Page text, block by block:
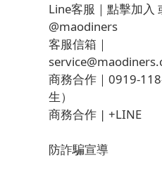
Line客服｜ 點擊加入
@maodiners
客服信箱｜
商務合作｜0919-
生）
商務合作 | +LINE
防詐騙宣導